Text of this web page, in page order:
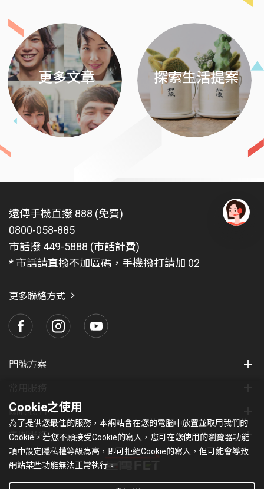
更多文章 探索生活提案
遠傳手機直撥 888 (免費)
0800-058-885
市話撥 449-5888 (市話計費)
* 市話請直撥不加區碼，手機撥打請加 02
更多聯絡方式
門號方案
關於我們
集團服務
Cookie之使用
為了提供您最佳的服務，本網站會在您的電腦中放置並取用我們的
Cookie，若您不願接受Cookie的寫入，您可在您使用的瀏覽器功能
項中設定隱私權等級為高，即可拒絕Cookie的寫入，但可能會導致
網站某些功能無法正常執行。